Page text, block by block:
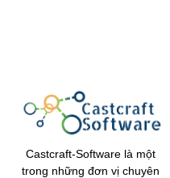
Castcraft-Software là một
trong những đơn vị chuyên